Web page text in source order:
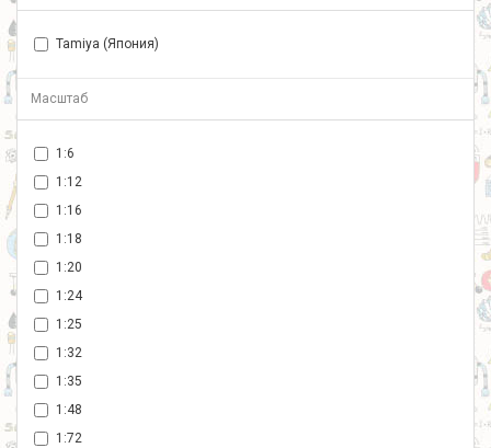
Tamiya (Япония)
Масштаб
1:6
1:12
1:16
1:18
1:20
1:24
1:25
1:32
1:35
1:48
1:72